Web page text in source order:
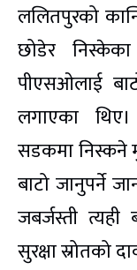
ललितपुरको
छोडेर
पीएसओलाई
लगाएका
सडकमा निस्कने
बाटो जानुपर्ने
जबर्जस्ती
सुरक्षा स्रोतको